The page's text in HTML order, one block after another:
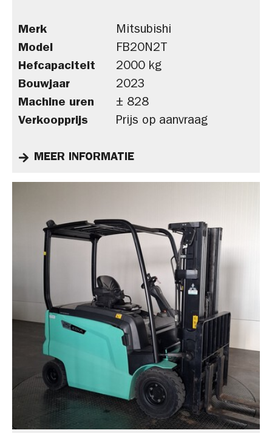
Merk
Mitsubishi
Model
FB20N2T
Hefcapaciteit
2000 kg
Bouwjaar
2023
Machine uren
± 828
Verkoopprijs
Prijs op aanvraag
MEER INFORMATIE